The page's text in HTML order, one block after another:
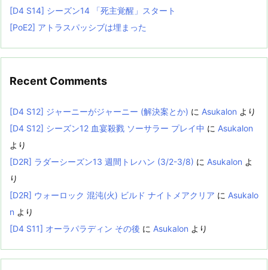
[D4 S14] シーズン14 「死主覚醒」スタート
[PoE2] アトラスパッシブは埋まった
Recent Comments
[D4 S12] ジャーニーがジャーニー (解決案とか) に Asukalon より
[D4 S12] シーズン12 血宴殺戮 ソーサラー プレイ中 に Asukalon
より
[D2R] ラダーシーズン13 週間トレハン (3/2-3/8) に Asukalon よ
り
[D2R] ウォーロック 混沌(火) ビルド ナイトメアクリア に Asukalo
n より
[D4 S11] オーラパラディン その後 に Asukalon より